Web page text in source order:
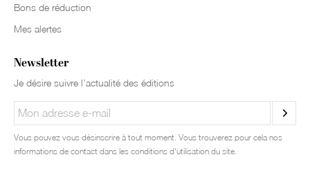
Bons de réduction
Mes alertes
Newsletter
Je désire suivre l’actualité des éditions
Vous pouvez vous désinscrire à tout moment. Vous trouverez pour cela nos
informations de contact dans les conditions d'utilisation du site.